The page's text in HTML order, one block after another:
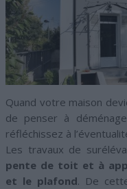
Quand votre maison
de penser à
réfléchissez à
Les travaux de
pente de toit et à
et le plafond. De